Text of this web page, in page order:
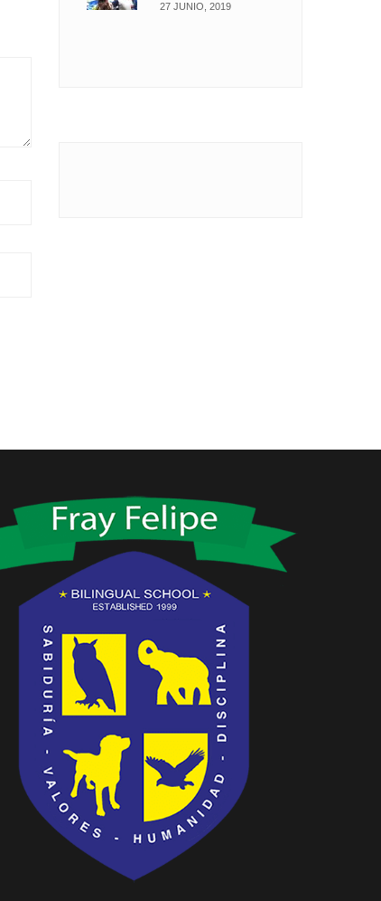
27 JUNIO, 2019